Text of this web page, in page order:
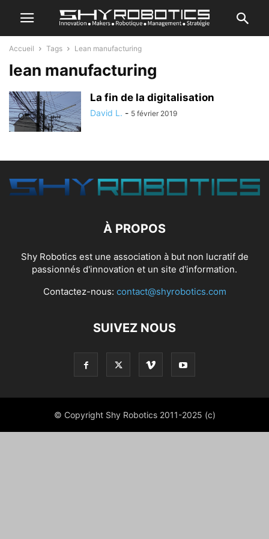
Accueil Tags Lean manufacturing
lean manufacturing
La fin de la digitalisation
David L. - 5 février 2019
À PROPOS
Shy Robotics est une association à but non lucratif de
passionnés d'innovation et un site d'information.
Contactez-nous: contact@shyrobotics.com
SUIVEZ NOUS
© Copyright Shy Robotics 2011-2025 (c)